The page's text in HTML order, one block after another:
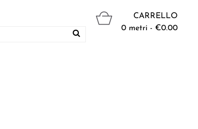
CARRELLO
0 metri - €0.00